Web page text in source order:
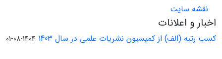
نقشه سایت
اخبار و اعلانات
کسب رتبه (الف) از کمیسیون نشریات علمی در سال 1403 1404-08-01